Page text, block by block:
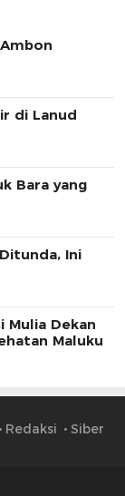
di Lanud
Bara yang
Ini
Mulia Dekan
Maluku
Redaksi Siber